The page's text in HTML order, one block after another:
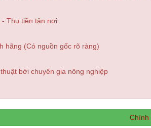
- Thu tiền tận nơi
hãng (Có nguồn gốc rõ ràng)
bởi chuyên gia nông nghiệp
Chính